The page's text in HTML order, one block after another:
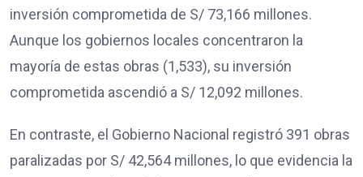
inversión comprometida de S/ 73,166 millones.
Aunque los gobiernos locales concentraron la
mayoría de estas obras (1,533), su inversión
comprometida ascendió a S/ 12,092 millones.
En contraste, el Gobierno Nacional registró 391 obras
paralizadas por S/ 42,564 millones, lo que evidencia la